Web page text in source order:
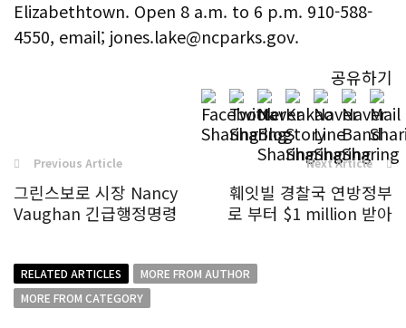
Elizabethtown. Open 8 a.m. to 6 p.m. 910-588-
4550, email; jones.lake@ncparks.gov.
공유하기
Previous Article
그린스보로 시장 Nancy
Vaughan 긴급행정명령
Next Article
훼잇빌 경찰국 연방정부
로 부터 $1 million 받아
RELATED ARTICLES
MORE FROM AUTHOR
MORE FROM CATEGORY